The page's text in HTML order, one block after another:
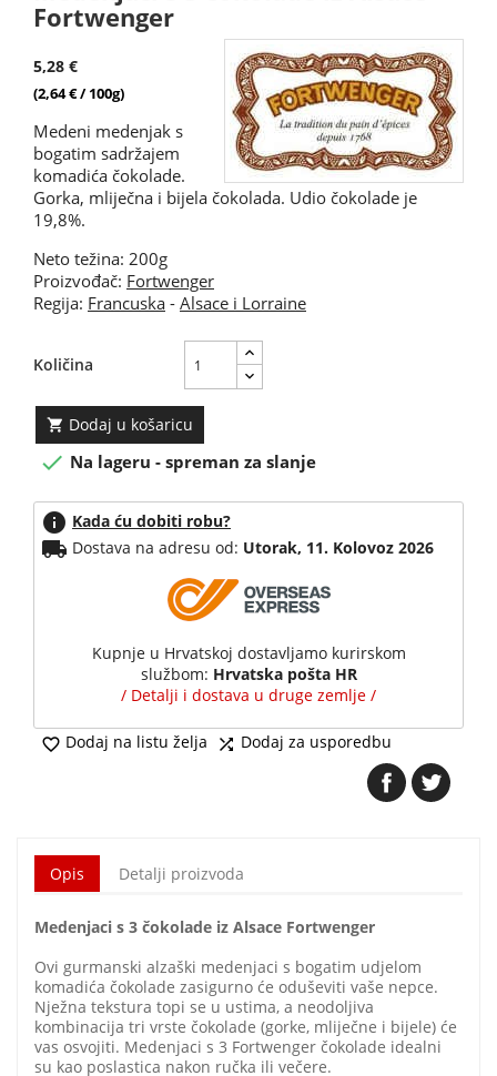
Fortwenger
5,28 €
(2,64 € / 100g)
Medeni medenjak s
bogatim sadržajem
komadića čokolade.
Gorka, mliječna i bijela čokolada. Udio čokolade je
19,8%.
Neto težina: 200g
Proizvođač: Fortwenger
Regija: Francuska - Alsace i Lorraine
Količina
 Dodaj u košaricu
 Na lageru - spreman za slanje
info Kada ću dobiti robu?
local_shipping Dostava na adresu od: Utorak, 11. Kolovoz 2026
Kupnje u Hrvatskoj dostavljamo kurirskom
službom: Hrvatska pošta HR
/ Detalji i dostava u druge zemlje /
 Dodaj na listu želja  Dodaj za usporedbu
Opis Detalji proizvoda
Medenjaci s 3 čokolade iz Alsace Fortwenger
Ovi gurmanski alzaški medenjaci s bogatim udjelom
komadića čokolade zasigurno će oduševiti vaše nepce.
Nježna tekstura topi se u ustima, a neodoljiva
kombinacija tri vrste čokolade (gorke, mliječne i bijele) će
vas osvojiti. Medenjaci s 3 Fortwenger čokolade idealni
su kao poslastica nakon ručka ili večere.